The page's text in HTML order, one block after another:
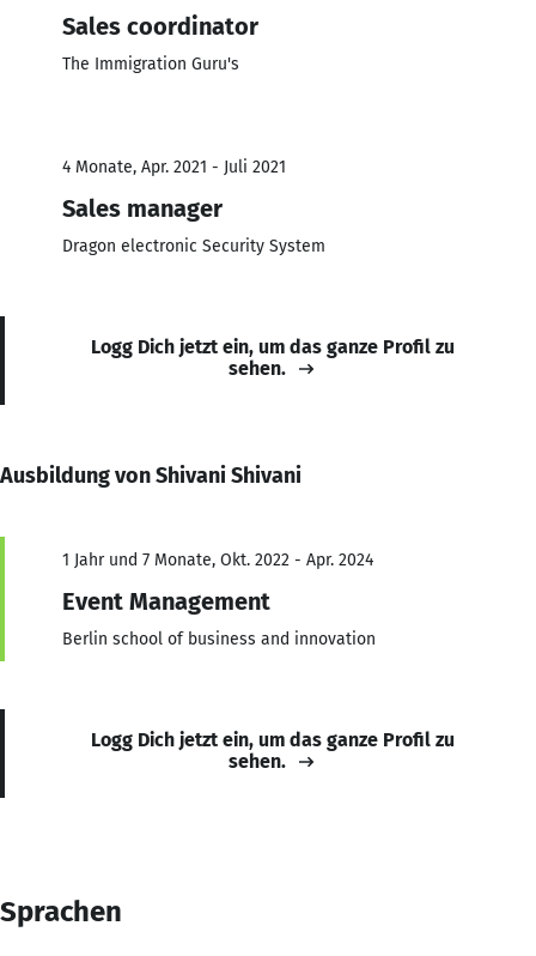
Sales coordinator
The Immigration Guru's
4 Monate, Apr. 2021 - Juli 2021
Sales manager
Dragon electronic Security System
Logg Dich jetzt ein, um das ganze Profil zu
sehen.
Ausbildung von Shivani Shivani
1 Jahr und 7 Monate, Okt. 2022 - Apr. 2024
Event Management
Berlin school of business and innovation
Logg Dich jetzt ein, um das ganze Profil zu
sehen.
Sprachen